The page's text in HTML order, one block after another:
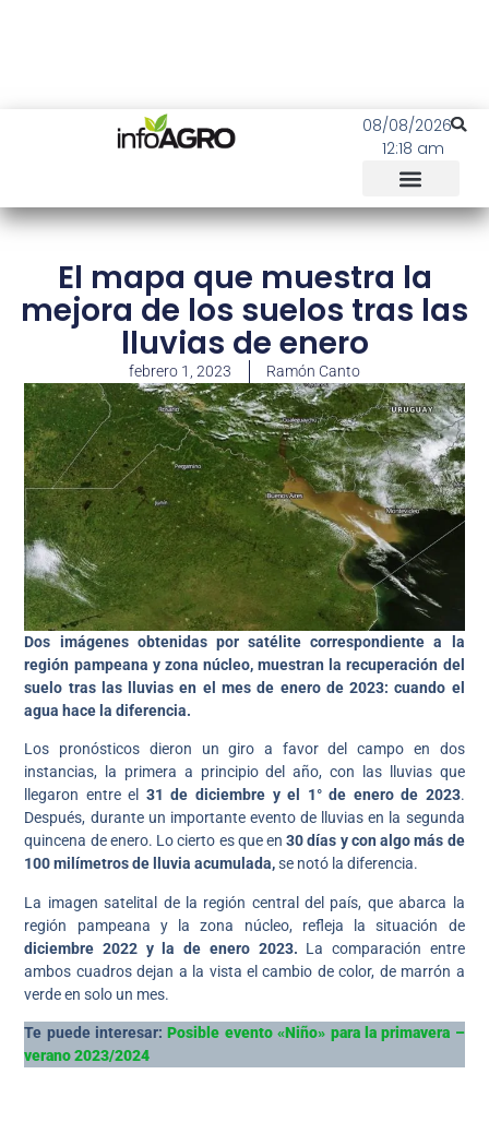
08/08/2026
12:18 am
El mapa que muestra la
mejora de los suelos tras las
lluvias de enero
febrero 1, 2023 Ramón Canto
Dos imágenes obtenidas por satélite correspondiente a la
región pampeana y zona núcleo, muestran la recuperación del
suelo tras las lluvias en el mes de enero de 2023: cuando el
agua hace la diferencia.
Los pronósticos dieron un giro a favor del campo en dos
instancias, la primera a principio del año, con las lluvias que
llegaron entre el 31 de diciembre y el 1° de enero de 2023.
Después, durante un importante evento de lluvias en la segunda
quincena de enero. Lo cierto es que en 30 días y con algo más de
100 milímetros de lluvia acumulada,se notó la diferencia.
La imagen satelital de la región central del país, que abarca la
región pampeana y la zona núcleo, refleja la situación de
diciembre 2022 y la de enero 2023. La comparación entre
ambos cuadros dejan a la vista el cambio de color, de marrón a
verde en solo un mes.
Te puede interesar:Posible evento «Niño» para la primavera –
verano 2023/2024